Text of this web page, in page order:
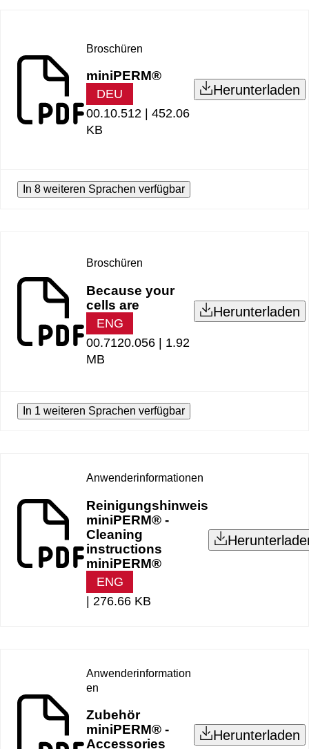
Broschüren
miniPERM®
DEU
00.10.512 | 452.06
KB
Herunterladen
In 8 weiteren Sprachen verfügbar
Broschüren
Because your
cells are
ENG
00.7120.056 | 1.92
MB
Herunterladen
In 1 weiteren Sprachen verfügbar
Anwenderinformationen
Reinigungshinweis
miniPERM® -
Cleaning
instructions
miniPERM®
ENG
| 276.66 KB
Anwenderinformation
en
Zubehör
miniPERM® -
Accessories
Herunterladen